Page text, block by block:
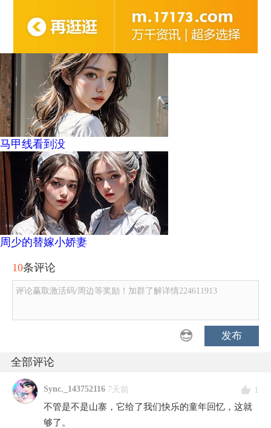
马甲线看到没
周少的替嫁小娇妻
10条评论
评论赢取激活码/周边等奖励！加群了解详情224611913
发布
全部评论
Sync._143752116 7天前
1
不管是不是山寨，它给了我们快乐的童年回忆，这就
够了。